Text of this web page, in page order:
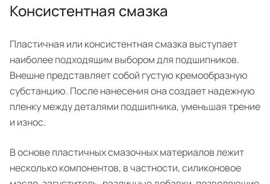
Консистентная смазка
Пластичная или консистентная смазка выступает
наиболее подходящим выбором для подшипников.
Внешне представляет собой густую кремообразную
субстанцию. После нанесения она создает надежную
пленку между деталями подшипника, уменьшая трение
и износ.
В основе пластичных смазочных материалов лежит
несколько компонентов, в частности, силиконовое